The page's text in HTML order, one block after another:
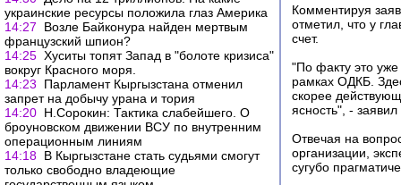
украинские ресурсы положила глаз Америка
14:27
Возле Байконура найден мертвым
французский шпион?
14:25 Хуситы топят Запад в "болоте кризиса"
вокруг Красного моря.
14:23
Парламент Кыргызстана отменил
запрет на добычу урана и тория
14:20 Н.Сорокин: Тактика слабейшего. О
броуновском движении ВСУ по внутренним
операционным линиям
14:18 В Кыргызстане стать судьями смогут
только свободно владеющие
Комментируя
отметил, что у
счет.
"По факту это уже
рамках ОДКБ.
скорее
ясность", -
Отвечая на
организации,
сугубо